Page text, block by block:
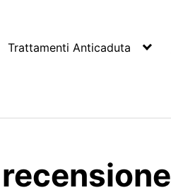
Trattamenti Anticaduta